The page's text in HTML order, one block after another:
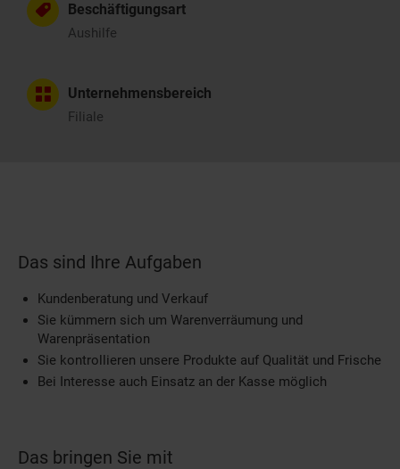
Beschäftigungsart
Aushilfe
Unternehmensbereich
Filiale
Das sind Ihre Aufgaben
Kundenberatung und Verkauf
Sie kümmern sich um Warenverräumung und
Warenpräsentation
Sie kontrollieren unsere Produkte auf Qualität und Frische
Bei Interesse auch Einsatz an der Kasse möglich
Das bringen Sie mit